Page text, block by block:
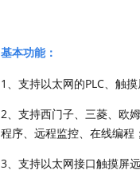
基本功能：
1、支持以太网的PLC、触
2、支持西门子、三菱、欧
程序、远程监控、在线编程
3、支持以太网接口触摸屏